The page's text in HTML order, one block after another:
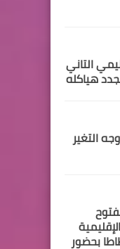
التاني
هياكله
التغير
بحضور